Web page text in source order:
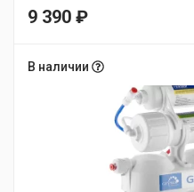
Первоначальная
составляла
9 390 ₽
цена:
В наличии